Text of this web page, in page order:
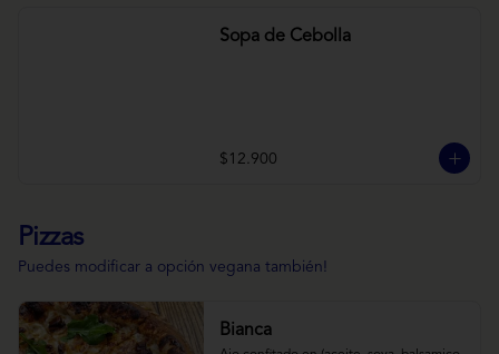
Sopa de Cebolla
$12.900
Pizzas
Puedes modificar a opción vegana también!
Bianca